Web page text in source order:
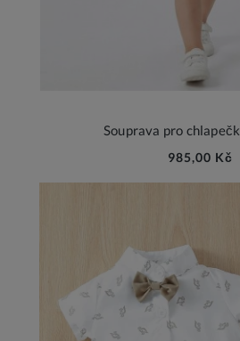
Souprava pro
985,00 Kč